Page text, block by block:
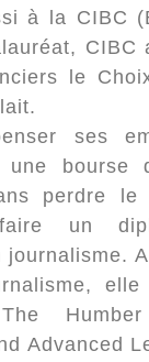
à la CIBC
CIBC
le
ses
bourse
perdre
un
journalisme.
elle
Advanced